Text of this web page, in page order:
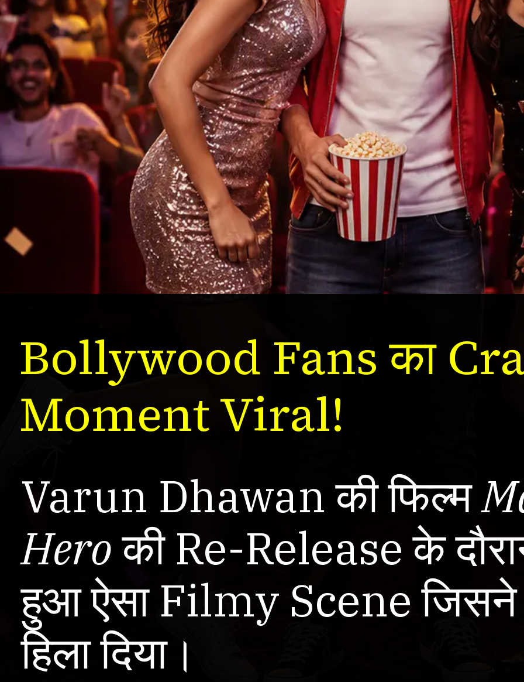
Bollywood Fans का
Moment Viral!
Varun Dhawan की फिल्म
Heroकी Re-Release के
हुआ ऐसा Filmy Scene
हिला दिया।